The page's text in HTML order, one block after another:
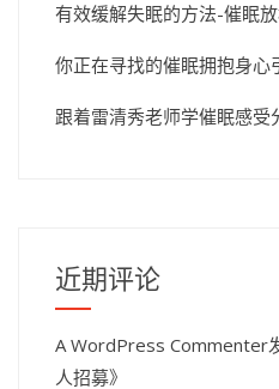
有效缓解失眠的方法-催眠
你正在寻找的催眠拥抱身心
跟着雷清秀老师学催眠感受
近期评论
A WordPress Commenter
人招募》